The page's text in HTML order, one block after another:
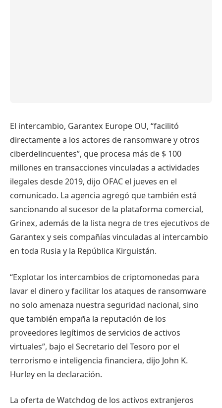
El intercambio, Garantex Europe OU, “facilitó
directamente a los actores de ransomware y otros
ciberdelincuentes”, que procesa más de $ 100
millones en transacciones vinculadas a actividades
ilegales desde 2019, dijo OFAC el jueves en el
comunicado. La agencia agregó que también está
sancionando al sucesor de la plataforma comercial,
Grinex, además de la lista negra de tres ejecutivos de
Garantex y seis compañías vinculadas al intercambio
en toda Rusia y la República Kirguistán.
“Explotar los intercambios de criptomonedas para
lavar el dinero y facilitar los ataques de ransomware
no solo amenaza nuestra seguridad nacional, sino
que también empaña la reputación de los
proveedores legítimos de servicios de activos
virtuales”, bajo el Secretario del Tesoro por el
terrorismo e inteligencia financiera, dijo John K.
Hurley en la declaración.
La oferta de Watchdog de los activos extranjeros